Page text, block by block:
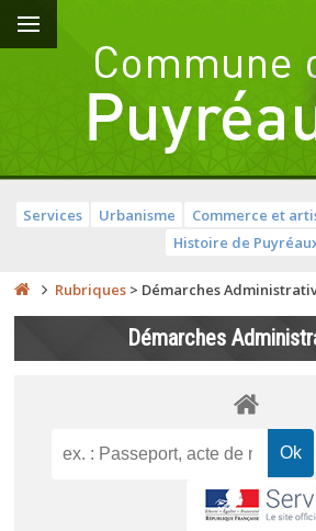
Services Urbanisme Commerce et
Histoire de
Rubriques > Démarches
Démarches